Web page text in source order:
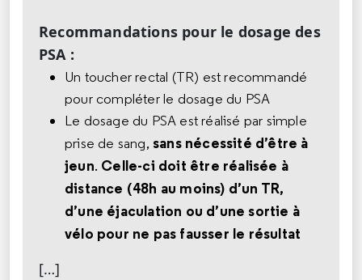
Recommandations pour le dosage des
PSA :
Un toucher rectal (TR) est recommandé
pour compléter le dosage du PSA
Le dosage du PSA est réalisé par simple
prise de sang, sans nécessité d’être à
jeun. Celle-ci doit être réalisée à
distance (48h au moins) d’un TR,
d’une éjaculation ou d’une sortie à
vélo pour ne pas fausser le résultat
[…]